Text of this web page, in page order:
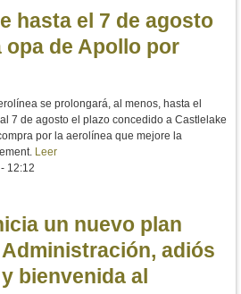
hasta el 7 de agosto
opa de Apollo por
se prolongará, al menos, hasta el
7 de agosto el plazo concedido a Castlelake
por la aerolínea que mejore la
Leer
12:12
un nuevo plan
adiós
bienvenida al